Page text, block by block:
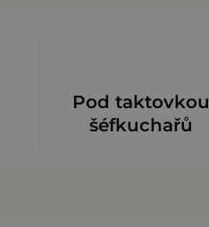
Pod taktovkou
šéfkuchařů